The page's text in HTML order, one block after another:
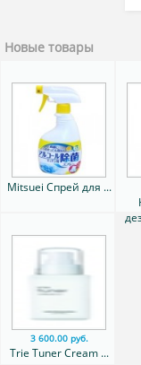
Новые товары
Mitsuei Спрей для ...
3 600.00 руб.
Trie Tuner Cream ...